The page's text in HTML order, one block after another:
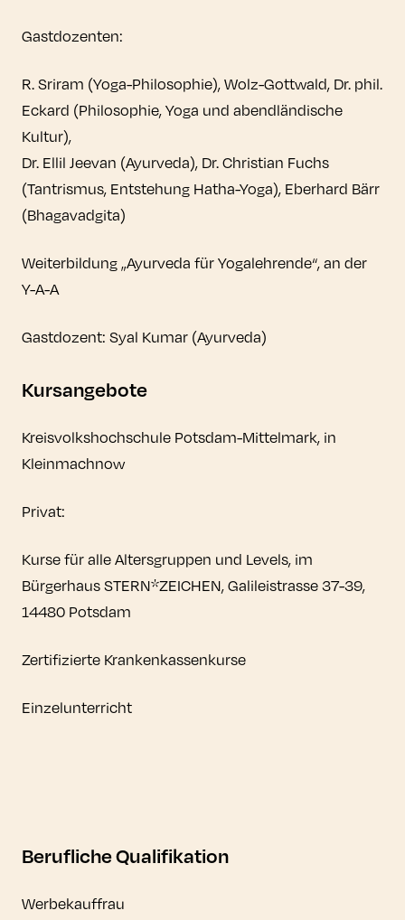
Gastdozenten:
R. Sriram (Yoga-Philosophie), Wolz-Gottwald, Dr. phil.
Eckard (Philosophie, Yoga und abendländische
Kultur),
Dr. Ellil Jeevan (Ayurveda), Dr. Christian Fuchs
(Tantrismus, Entstehung Hatha-Yoga), Eberhard Bärr
(Bhagavadgita)
Weiterbildung „Ayurveda für Yogalehrende“, an der
Y-A-A
Gastdozent: Syal Kumar (Ayurveda)
Kursangebote
Kreisvolkshochschule Potsdam-Mittelmark, in
Kleinmachnow
Privat:
Kurse für alle Altersgruppen und Levels, im
Bürgerhaus STERN*ZEICHEN, Galileistrasse 37-39,
14480 Potsdam
Zertifizierte Krankenkassenkurse
Einzelunterricht
Berufliche Qualifikation
Werbekauffrau